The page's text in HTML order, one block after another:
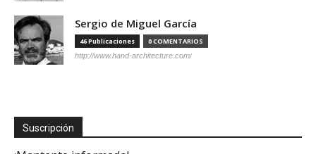
Sergio de Miguel García
46 Publicaciones 0 COMENTARIOS
http://www.hand-architecture.com/
Suscripción